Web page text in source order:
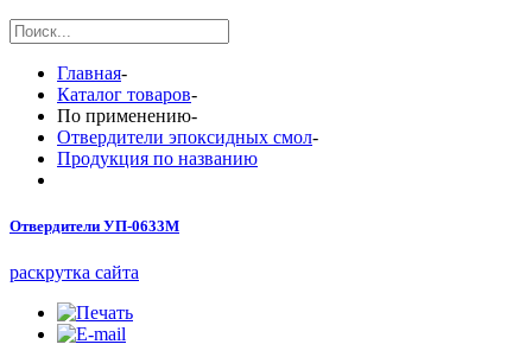
Главная-
Каталог товаров-
По применению-
Отвердители эпоксидных смол-
Продукция по названию
Отвердители УП-0633М
раскрутка сайта